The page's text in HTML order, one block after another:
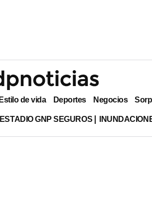
Estilo de vida Deportes Negocios
GNP SEGUROS